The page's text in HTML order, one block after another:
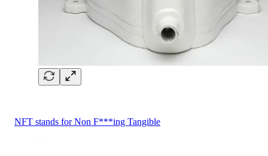
NFT stands for Non F***ing Tangible